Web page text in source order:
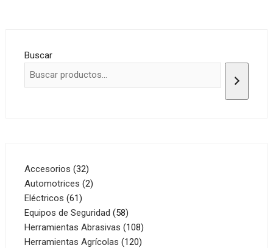
Buscar
Accesorios 3232
productos
Automotrices 22
Eléctricos 6161
productos
Equipos de Seguridad 5858
productos
Herramientas Abrasivas 108108
productos
Herramientas Agrícolas 120120